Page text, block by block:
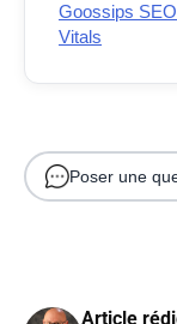
Goossips
Vitals
Poser une
Article